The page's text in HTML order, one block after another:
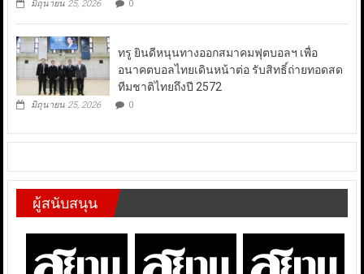
มิถุนายน 25, 2026 0
ทรู ยินดีหนุนทางออกสมาคมฟุตบอลฯ เพื่อ
อนาคตบอลไทยเดินหน้าต่อ รับสิทธิ์ถ่ายทอดสด
ทีมชาติไทยถึงปี 2572
มิถุนายน 25, 2026 0
ผู้สนับสนุน